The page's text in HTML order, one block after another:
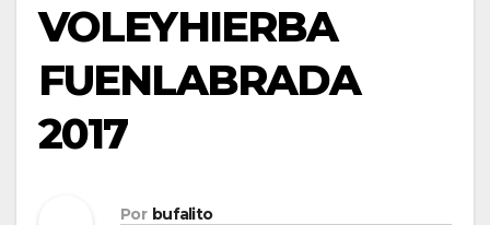
VOLEYHIERBA
FUENLABRADA
2017
Por bufalito